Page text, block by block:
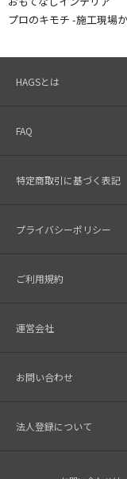
プロのキモチ -施工現場
HAGSとは
FAQ
特定商取引に基づく表記
プライバシーポリシー
ご利用規約
運営会社
お問い合わせ
法人登録について